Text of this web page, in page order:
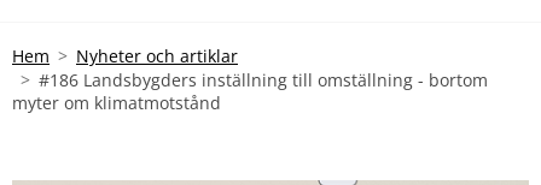
Hem
Nyheter och artiklar
#186 Landsbygders inställning till omställning - bortom
myter om klimatmotstånd